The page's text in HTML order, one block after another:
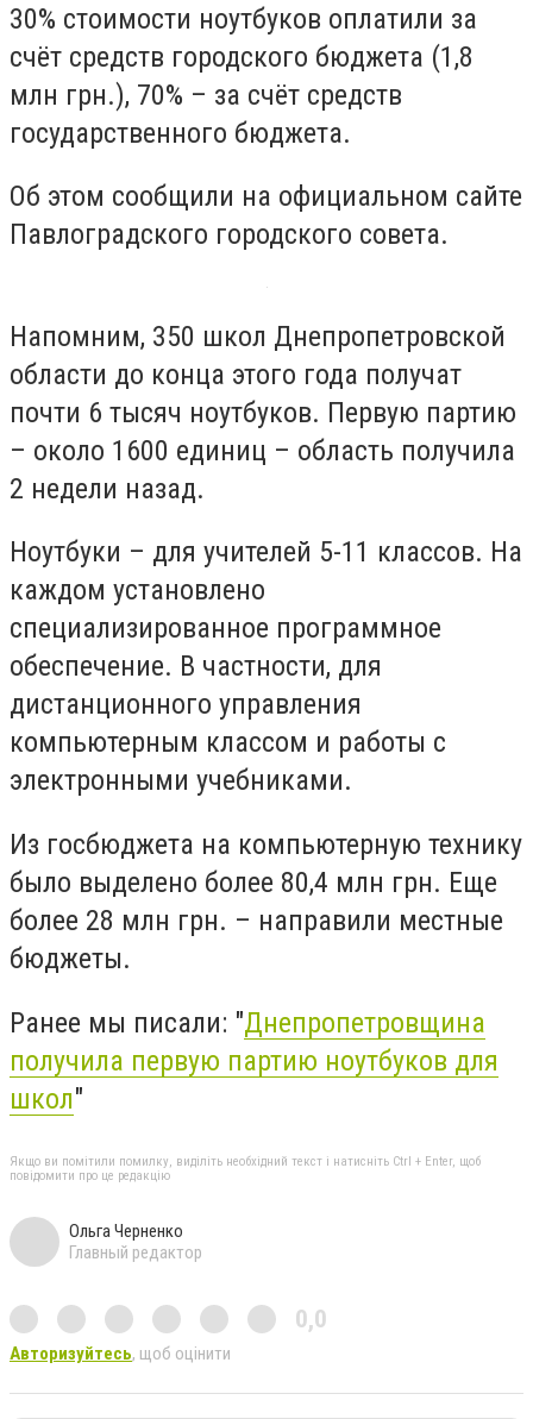
30% стоимости ноутбуков оплатили за
счёт средств городского бюджета (1,8
млн грн.), 70% – за счёт средств
государственного бюджета.
Об этом сообщили на официальном сайте
Павлоградского городского совета.
Напомним, 350 школ Днепропетровской
области до конца этого года получат
почти 6 тысяч ноутбуков. Первую партию
– около 1600 единиц – область получила
2 недели назад.
Ноутбуки – для учителей 5-11 классов. На
каждом установлено
специализированное программное
обеспечение. В частности, для
дистанционного управления
компьютерным классом и работы с
электронными учебниками.
Из госбюджета на компьютерную технику
было выделено более 80,4 млн грн. Еще
более 28 млн грн. – направили местные
бюджеты.
Ранее мы писали: "Днепропетровщина
получила первую партию ноутбуков для
школ"
Якщо ви помітили помилку, виділіть необхідний текст і натисніть Ctrl + Enter, щоб
повідомити про це редакцію
Ольга Черненко
Главный редактор
0,0
Авторизуйтесь, щоб оцінити